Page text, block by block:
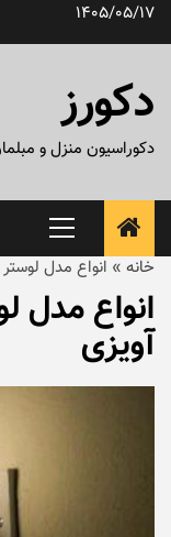
پرش1405/05/17
دکورز
دکوراسیون منزل و
منوی
اصلی
خانه » انواع مدل
انواع مدل
آویزی